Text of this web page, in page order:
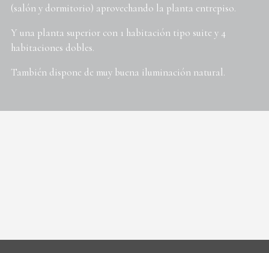
(salón y dormitorio) aprovechando la planta entrepiso.
Y una planta superior con 1 habitación tipo suite y 4
habitaciones dobles.
También dispone de muy buena iluminación natural.